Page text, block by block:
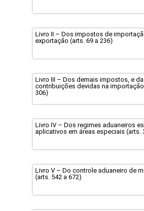
Livro II – Dos impostos de
exportação (arts. 69 a 236)
Livro III – Dos demais impostos, e
contribuições devidas na importação
306)
Livro IV – Dos regimes aduaneiros
aplicativos em áreas especiais (arts.
Livro V – Do controle aduaneiro de
(arts. 542 a 672)